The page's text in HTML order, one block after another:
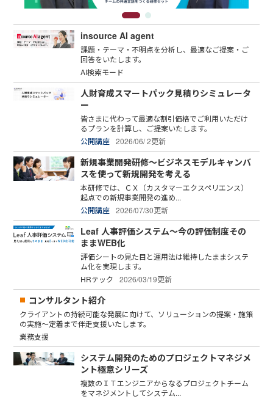
insource AI agent
課題・テーマ・不明点を分析し、最適なご提案・ご
回答をいたします。
AI検索モード
人財育成スマートパック見積りシミュレータ
ー
皆さまに代わって最適な割引価格でご利用いただけ
るプランを計算し、ご提案いたします。
公開講座 2026/06/ 2更新
新規事業開発研修～ビジネスモデルキャンバ
スを使って新規開発を考える
本研修では、ＣＸ（カスタマーエクスペリエンス）
起点での新規事業開発の進め...
公開講座 2026/07/30更新
Leaf 人事評価システム～今の評価制度その
ままWEB化
評価シートの見た目と運用法は維持したままシステ
ム化を実現します。
HRテック
2026/03/19更新
コンサルタント紹介
クライアントの持続可能な発展に向けて、ソリューションの提案・施策
の実施～定着まで伴走支援いたします。
業務支援
システム開発のためのプロジェクトマネジメ
ント極意シリーズ
複数のＩＴエンジニアからなるプロジェクトチーム
をマネジメントしてシステム...